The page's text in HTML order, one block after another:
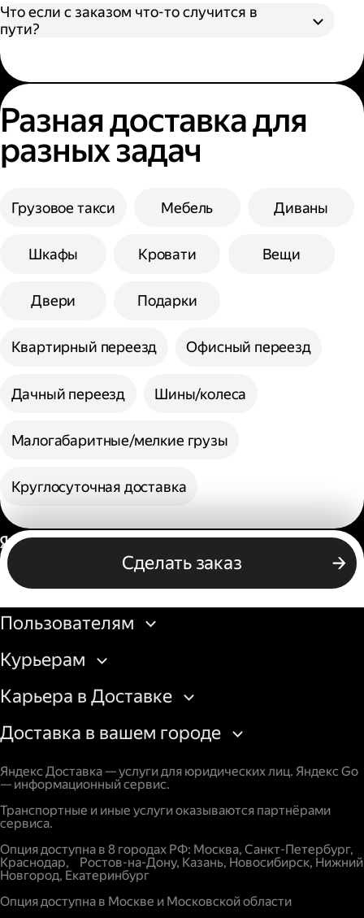
Вы можете узнать местоположение
курьера в личном кабинете или
Что если с заказом что-то случится в
пути?
Разная доставка для
разных задач
Грузовое такси Мебель Диваны
Шкафы Кровати Вещи
Двери Подарки
Квартирный переезд Офисный переезд
Дачный переезд Шины/колеса
Малогабаритные/мелкие грузы
Круглосуточная доставка
Сделать заказ
Россия
Бизнесу
Пользователям
Курьерам
Карьера в Доставке
Доставка в вашем городе
Яндекс Доставка — услуги для юридических лиц. Яндекс Go
— информационный сервис.
Транспортные и иные услуги оказываются партнёрами
сервиса.
Опция доступна в 8 городах РФ: Москва, Санкт-Петербург,
Краснодар, Ростов-на-Дону, Казань, Новосибирск, Нижний
Новгород, Екатеринбург
Опция доступна в Москве и Московской области